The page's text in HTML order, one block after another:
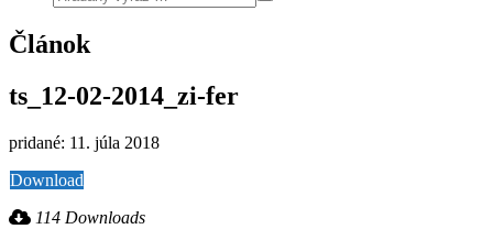
Článok
ts_12-02-2014_zi-fer
pridané: 11. júla 2018
Download
114 Downloads